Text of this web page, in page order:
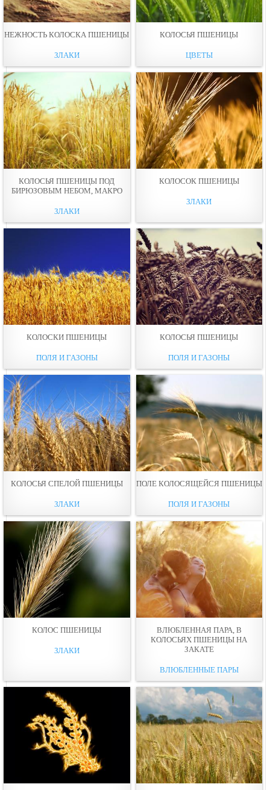
НЕЖНОСТЬ КОЛОСКА ПШЕНИЦЫ
ЗЛАКИ
КОЛОСЬЯ ПШЕНИЦЫ
ЦВЕТЫ
КОЛОСЬЯ ПШЕНИЦЫ ПОД
БИРЮЗОВЫМ НЕБОМ, МАКРО
ЗЛАКИ
КОЛОСОК ПШЕНИЦЫ
ЗЛАКИ
КОЛОСКИ ПШЕНИЦЫ
ПОЛЯ И ГАЗОНЫ
КОЛОСЬЯ ПШЕНИЦЫ
ПОЛЯ И ГАЗОНЫ
КОЛОСЬЯ СПЕЛОЙ ПШЕНИЦЫ
ЗЛАКИ
ПОЛЕ КОЛОСЯЩЕЙСЯ ПШЕНИЦЫ
ПОЛЯ И ГАЗОНЫ
КОЛОС ПШЕНИЦЫ
ЗЛАКИ
ВЛЮБЛЕННАЯ ПАРА, В
КОЛОСЬЯХ ПШЕНИЦЫ НА
ЗАКАТЕ
ВЛЮБЛЕННЫЕ ПАРЫ